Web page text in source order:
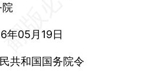
05月19日
共和国国务院令